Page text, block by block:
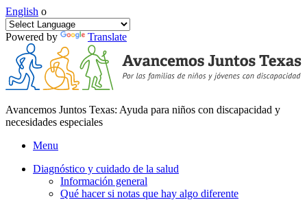
English o
Powered by Translate
Avancemos Juntos Texas: Ayuda para niños con discapacidad y
necesidades especiales
Menu
Diagnóstico y cuidado de la salud
Información general
Qué hacer si notas que hay algo diferente